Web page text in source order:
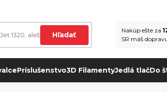
Hľadať
Nakúp ešte za
SR máš
Príslušenstvo3D FilamentyJedlá tlačDo